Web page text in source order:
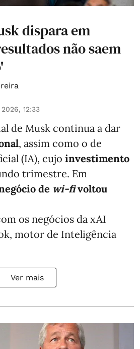
dispara em
não saem
12:33
de Musk continua a dar
, assim como o de
(IA), cujo investimento
trimestre. Em
de wi-fivoltou
os negócios da xAI
motor de Inteligência
Ver mais